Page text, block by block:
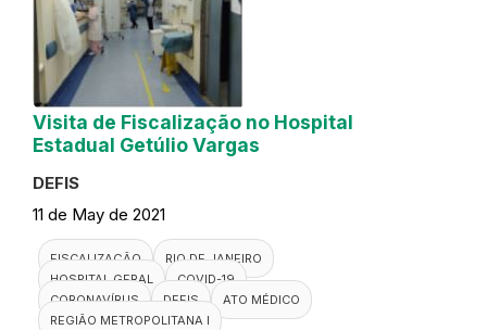
Visita de Fiscalização no Hospital
Estadual Getúlio Vargas
DEFIS
11 de May de 2021
FISCALIZAÇÃO
RIO DE JANEIRO
HOSPITAL GERAL
COVID-19
CORONAVÍRUS
DEFIS
ATO MÉDICO
REGIÃO METROPOLITANA I